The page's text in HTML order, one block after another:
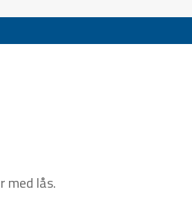
med lås.